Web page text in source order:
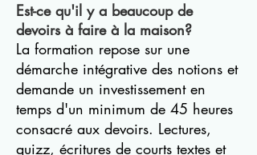
Est-ce qu'il y a beaucoup de
devoirs à faire à la maison?
La formation repose sur une
démarche intégrative des notions et
demande un investissement en
temps d'un minimum de 45 heures
consacré aux devoirs. Lectures,
quizz, écritures de courts textes et